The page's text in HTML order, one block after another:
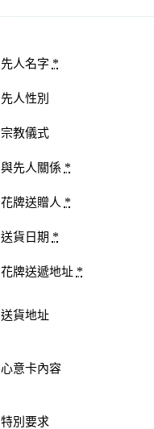
先人名字 *
先人性別
宗教儀式
與先人關係 *
花牌送贈人 *
送貨日期 *
花牌送遞地址 *
送貨地址
心意卡內容
特別要求